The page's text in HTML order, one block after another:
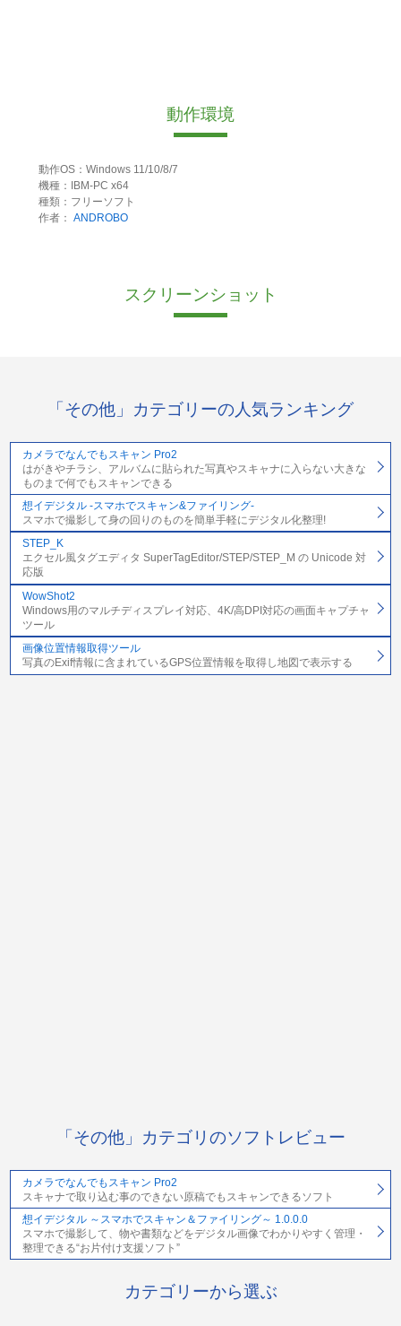
動作環境
動作OS：Windows 11/10/8/7
機種：IBM-PC x64
種類：フリーソフト
作者： ANDROBO
スクリーンショット
「その他」カテゴリーの人気ランキング
カメラでなんでもスキャン Pro2
はがきやチラシ、アルバムに貼られた写真やスキャナに入らない大きな
ものまで何でもスキャンできる
想イデジタル -スマホでスキャン&ファイリング-
スマホで撮影して身の回りのものを簡単手軽にデジタル化整理!
STEP_K
エクセル風タグエディタ SuperTagEditor/STEP/STEP_M の Unicode 対
応版
WowShot2
Windows用のマルチディスプレイ対応、4K/高DPI対応の画面キャプチャ
ツール
画像位置情報取得ツール
写真のExif情報に含まれているGPS位置情報を取得し地図で表示する
「その他」カテゴリのソフトレビュー
カメラでなんでもスキャン Pro2
スキャナで取り込む事のできない原稿でもスキャンできるソフト
想イデジタル ～スマホでスキャン＆ファイリング～ 1.0.0.0
スマホで撮影して、物や書類などをデジタル画像でわかりやすく管理・
整理できる“お片付け支援ソフト”
カテゴリーから選ぶ